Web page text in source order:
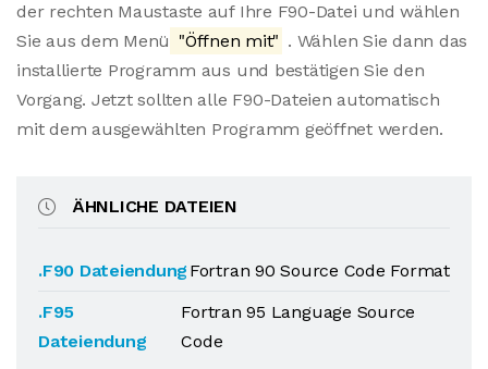
der rechten Maustaste auf Ihre F90-Datei und wählen
Sie aus dem Menü "Öffnen mit" . Wählen Sie dann das
installierte Programm aus und bestätigen Sie den
Vorgang. Jetzt sollten alle F90-Dateien automatisch
mit dem ausgewählten Programm geöffnet werden.
ÄHNLICHE DATEIEN
.F90 Dateiendung Fortran 90 Source Code Format
.F95
Dateiendung
Fortran 95 Language Source
Code